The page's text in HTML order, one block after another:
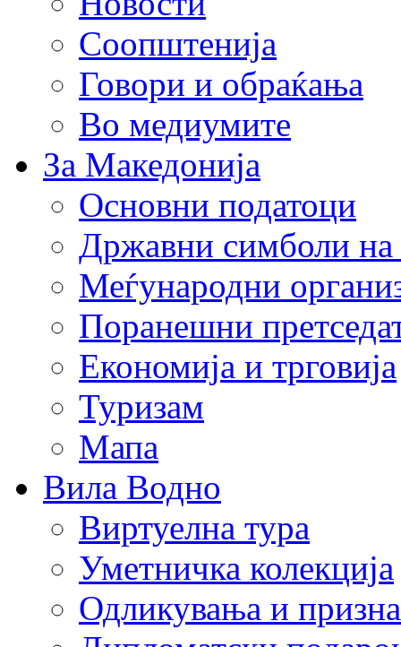
Соопштенија
Говори и обраќања
Во медиумите
За Македонија
Основни податоци
Државни симболи
Меѓународни
Поранешни
Економија и трговија
Туризам
Мапа
Вила Водно
Виртуелна тура
Уметничка колекција
Одликувања и